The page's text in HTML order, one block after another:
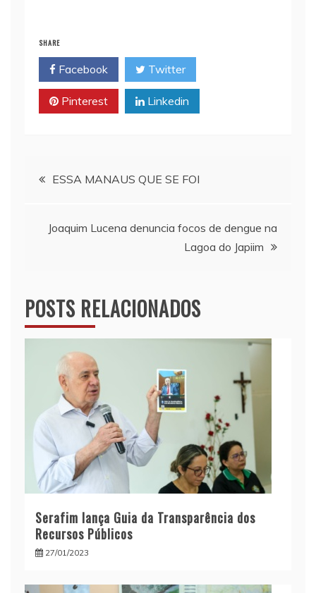
A
p
p
i
n
k
SHARE
Facebook Twitter
Pinterest Linkedin
Navegação
ESSA MANAUS QUE SE FOI
Joaquim Lucena denuncia focos de dengue na
Lagoa do Japiim
POSTS RELACIONADOS
Serafim lança Guia da Transparência dos
Recursos Públicos
27/01/2023